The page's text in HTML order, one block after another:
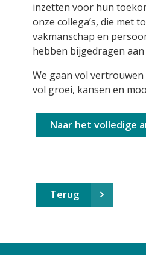
inzetten voor hun
onze collega’s, die met
vakmanschap en
hebben bijgedragen
We gaan vol
vol groei, kansen en
Naar het volledige
Terug